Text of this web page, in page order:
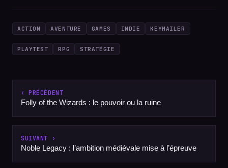
ACTION AVENTURE GAMES INDIE KEYMAILER
PLAYTEST RPG STRATÉGIE
‹ PRÉCÉDENT
Folly of the Wizards : le pouvoir ou la ruine
SUIVANT ›
Noble Legacy : l’ambition médiévale mise à l’épreuve